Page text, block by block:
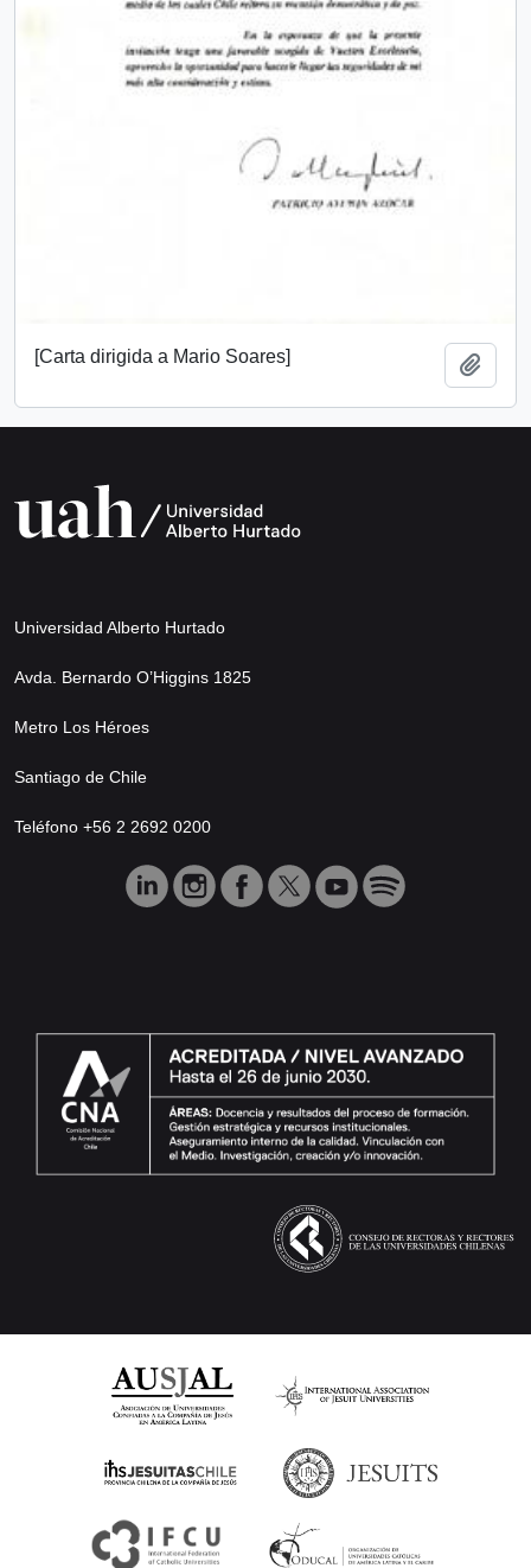
[Carta dirigida a Mario Soares]
Universidad Alberto Hurtado
Avda. Bernardo O’Higgins 1825
Metro Los Héroes
Santiago de Chile
Teléfono +56 2 2692 0200